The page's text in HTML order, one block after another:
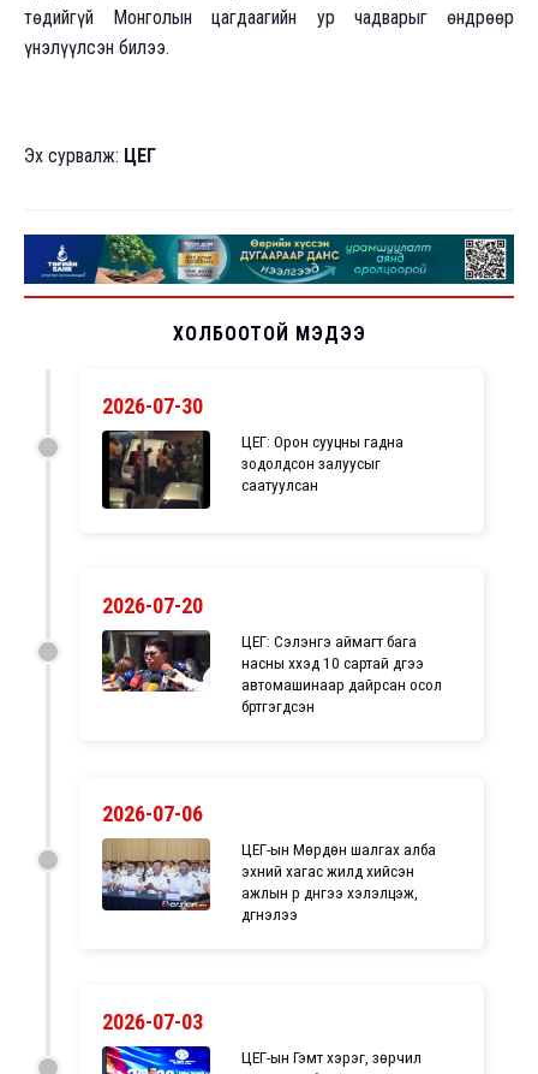
төдийгүй Монголын цагдаагийн ур чадварыг өндрөөр
үнэлүүлсэн билээ.
Эх сурвалж: ЦЕГ
ХОЛБООТОЙ МЭДЭЭ
2026-07-30
ЦЕГ: Орон сууцны гадна
зодолдсон залуусыг
саатуулсан
2026-07-20
ЦЕГ: Сэлэнгэ аймагт бага
насны хүүхэд 10 сартай дүүгээ
автомашинаар дайрсан осол
бүртгэгдсэн
2026-07-06
ЦЕГ-ын Мөрдөн шалгах алба
эхний хагас жилд хийсэн
ажлын үр дүнгээ хэлэлцэж,
дүгнэлээ
2026-07-03
ЦЕГ-ын Гэмт хэрэг, зөрчил